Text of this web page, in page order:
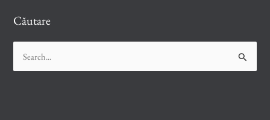
Căutare
e